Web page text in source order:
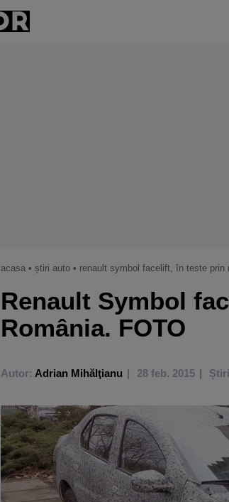
acasa • știri auto • renault symbol facelift, în teste prin
Renault Symbol
România. FOTO
Autor: Adrian Mihălţianu 28 feb. 2015